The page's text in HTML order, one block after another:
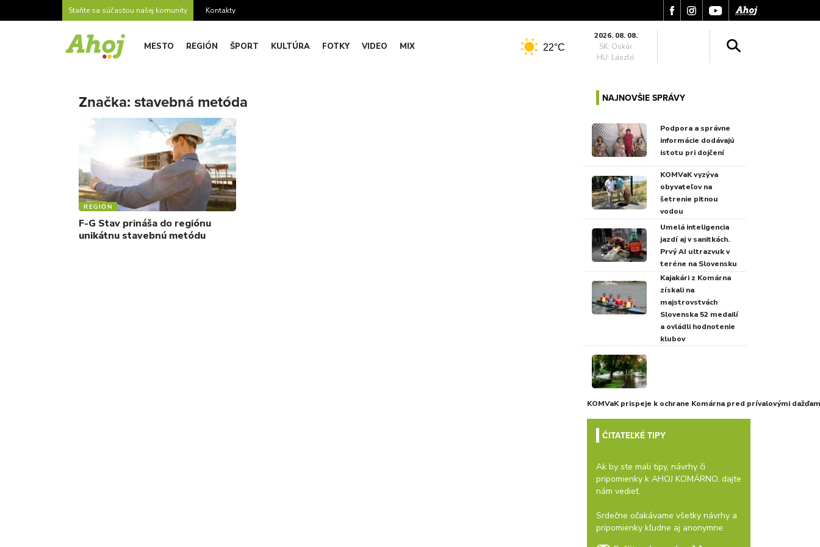
Staňte sa súčasťou našej komunity Kontakty
MESTO REGIÓN ŠPORT KULTÚRA FOTKY VIDEO MIX 22°C
2026. 08. 08.
SK: Oskár
HU: László
Značka: stavebná metóda
REGIÓN
F-G Stav prináša do regiónu
unikátnu stavebnú metódu
NAJNOVŠIE SPRÁVY
Podpora a správne
informácie dodávajú
istotu pri dojčení
KOMVaK vyzýva
obyvateľov na
šetrenie pitnou
vodou
Umelá inteligencia
jazdí aj v sanitkách.
Prvý AI ultrazvuk v
teréne na Slovensku
Kajakári z Komárna
získali na
majstrovstvách
Slovenska 52 medailí
a ovládli hodnotenie
klubov
KOMVaK prispeje k ochrane Komárna pred prívalovými
ČITATEĽKÉ TIPY
Ak by ste mali tipy, návrhy či
pripomienky k AHOJ KOMÁRNO, dajte
nám vedieť.
Srdečne očakávame všetky návrhy a
pripomienky kľudne aj anonymne.